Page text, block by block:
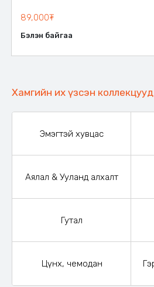
89,000₮
Бэлэн байгаа
Хамгийн их үзсэн коллекцууд
Эмэгтэй хувцас
Аялал & Ууланд алхалт
Гутал
Цүнх, чемодан